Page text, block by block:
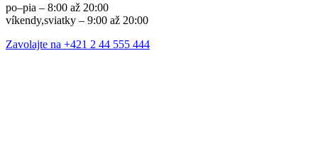
po–pia – 8:00 až 20:00
víkendy,sviatky – 9:00 až 20:00
Zavolajte na +421 2 44 555 444